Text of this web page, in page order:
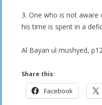
3. One who is not aware
his time is spent in a
Al Bayan ul mushyed,
Share this:
Facebook